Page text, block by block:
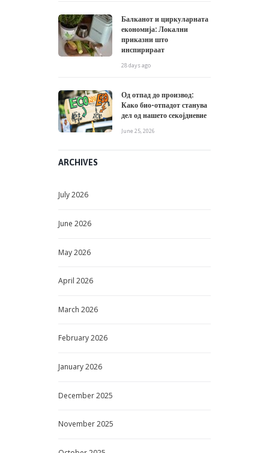
Балканот и циркуларната
економија: Локални
приказни што
инспирираат
28 days ago
Од отпад до производ:
Како био-отпадот станува
дел од нашето секојдневие
June 25, 2026
ARCHIVES
July2026
June 2026
May2026
April 2026
March 2026
February2026
January2026
December2025
November2025